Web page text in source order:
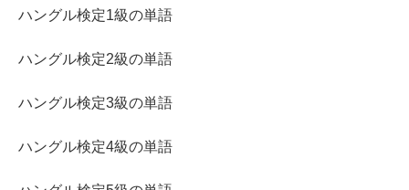
ハングル検定1級の単語
ハングル検定2級の単語
ハングル検定3級の単語
ハングル検定4級の単語